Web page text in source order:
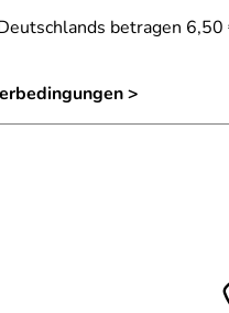
betragen
>